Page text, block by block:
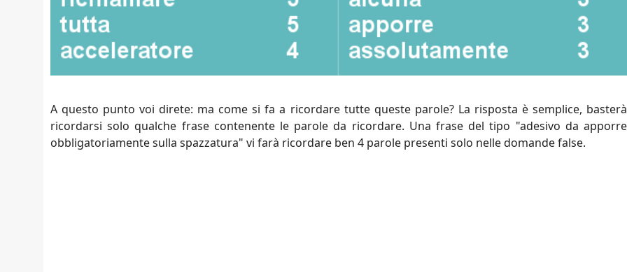
A questo punto voi direte: ma come si fa a ricordare tutte queste parole? La risposta è semplice, basterà
ricordarsi solo qualche frase contenente le parole da ricordare. Una frase del tipo "adesivo da apporre
obbligatoriamente sulla spazzatura" vi farà ricordare ben 4 parole presenti solo nelle domande false.